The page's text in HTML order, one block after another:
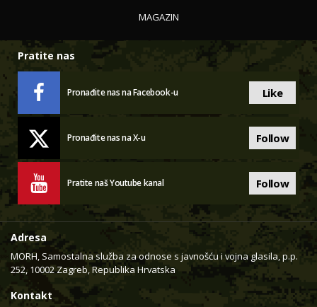
MAGAZIN
Pratite nas
Pronađite nas na Facebook-u Like
Pronađite nas na X-u Follow
Pratite naš Youtube kanal Follow
Adresa
MORH, Samostalna služba za odnose s javnošću i vojna glasila, p.p.
252, 10002 Zagreb, Republika Hrvatska
Kontakt